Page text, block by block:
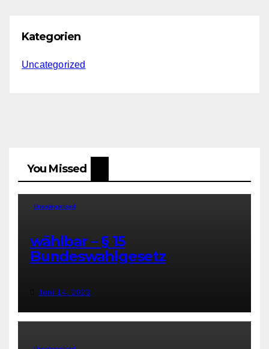
Kategorien
Uncategorized
You Missed
Uncategorized
wählbar – § 15
Bundeswahlgesetz
Juni 14, 2023